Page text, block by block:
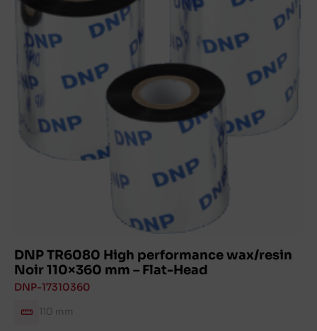
DNP TR6080 High performance wax/resin
Noir 110×360 mm – Flat-Head
DNP-17310360
110 mm